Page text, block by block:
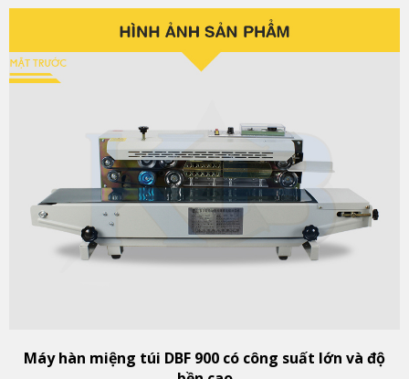
Máy hàn miệng túi DBF 900 có công suất lớn và độ